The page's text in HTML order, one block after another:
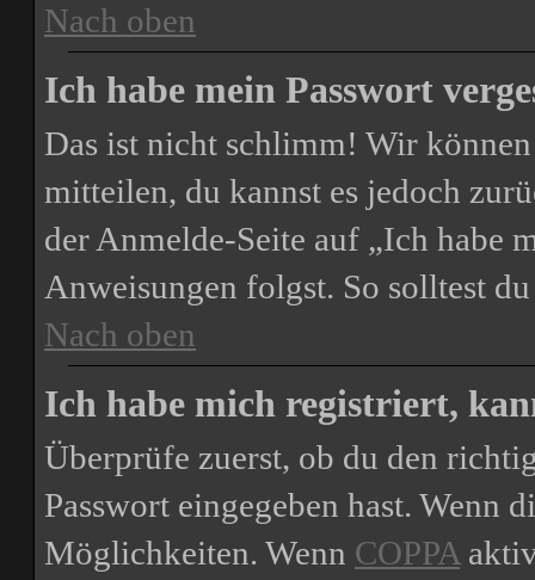
Nach oben
Ich habe mein Passwort
Das ist nicht schlimm! Wir
mitteilen, du kannst es jedoch
der Anmelde-Seite auf „Ich habe
Anweisungen folgst. So solltest
Nach oben
Ich habe mich registriert,
Überprüfe zuerst, ob du den
Passwort eingegeben hast. Wenn
Möglichkeiten. Wenn COPPA